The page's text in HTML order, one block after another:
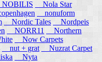
Nola Star
nonuform
Nordic Tales
Nordpeis
NORR11
Northern
Now Carpets
nut + grat
Nuzrat Carpet
Nyta